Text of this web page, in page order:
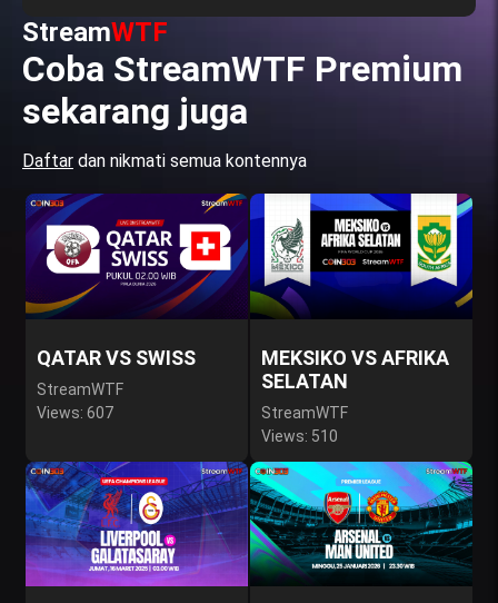
StreamWTF
Coba StreamWTF Premium
sekarang juga
Daftar dan nikmati semua kontennya
QATAR VS SWISS
StreamWTF
Views: 607
MEKSIKO VS AFRIKA
SELATAN
StreamWTF
Views: 510